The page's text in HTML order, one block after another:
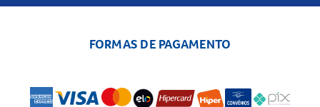
FORMAS DE PAGAMENTO